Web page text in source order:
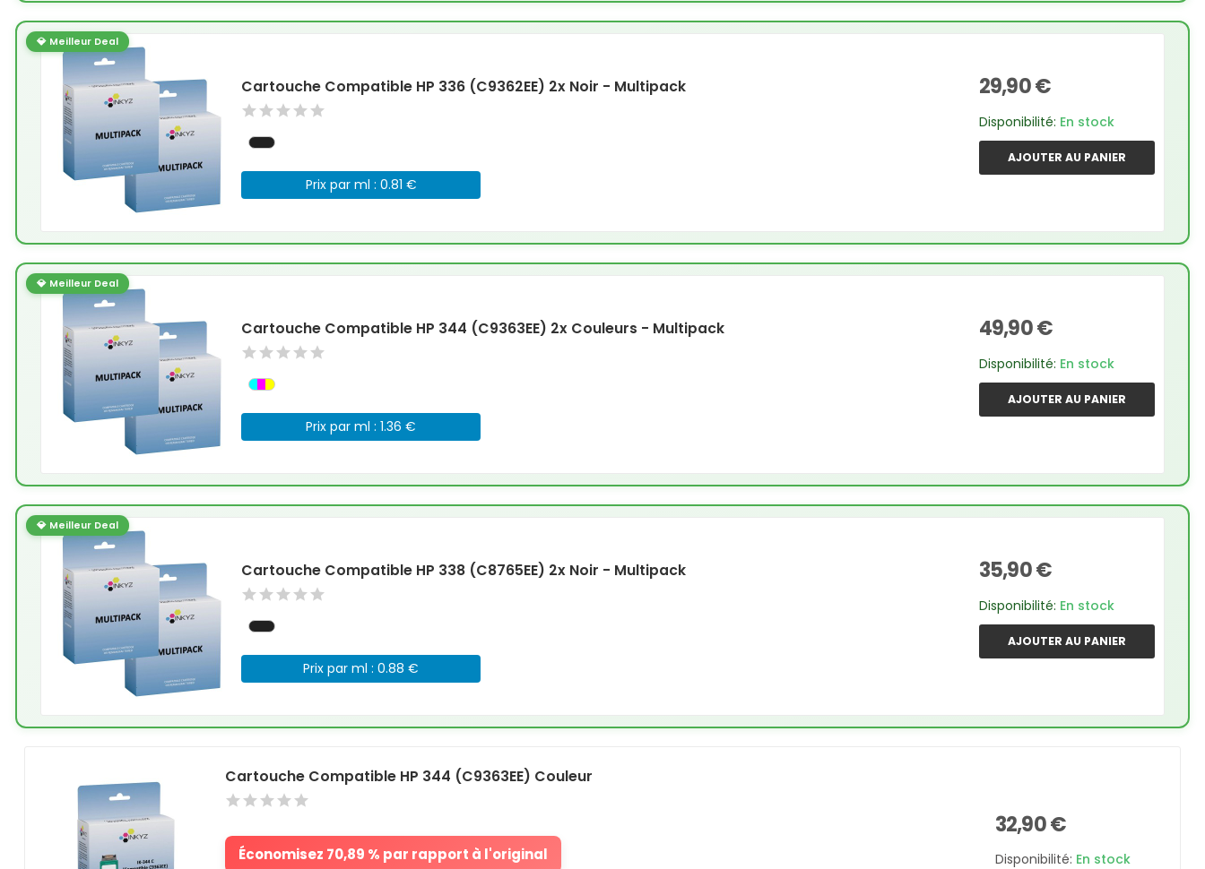
💎 Meilleur Deal
Cartouche Compatible HP 336 (C9362EE) 2x Noir - Multipack
Prix par ml : 0.81 €
29,90 €
Disponibilité: En stock
AJOUTER AU PANIER
💎 Meilleur Deal
Cartouche Compatible HP 344 (C9363EE) 2x Couleurs - Multipack
Prix par ml : 1.36 €
49,90 €
Disponibilité: En stock
AJOUTER AU PANIER
💎 Meilleur Deal
Cartouche Compatible HP 338 (C8765EE) 2x Noir - Multipack
Prix par ml : 0.88 €
35,90 €
Disponibilité: En stock
AJOUTER AU PANIER
Cartouche Compatible HP 344 (C9363EE) Couleur
Économisez 70,89 % par rapport à l'original
32,90 €
Disponibilité: En stock